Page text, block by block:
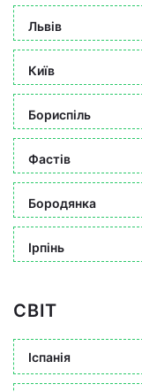
Львів
Київ
Бориспіль
Фастів
Бородянка
Ірпінь
СВІТ
Іспанія